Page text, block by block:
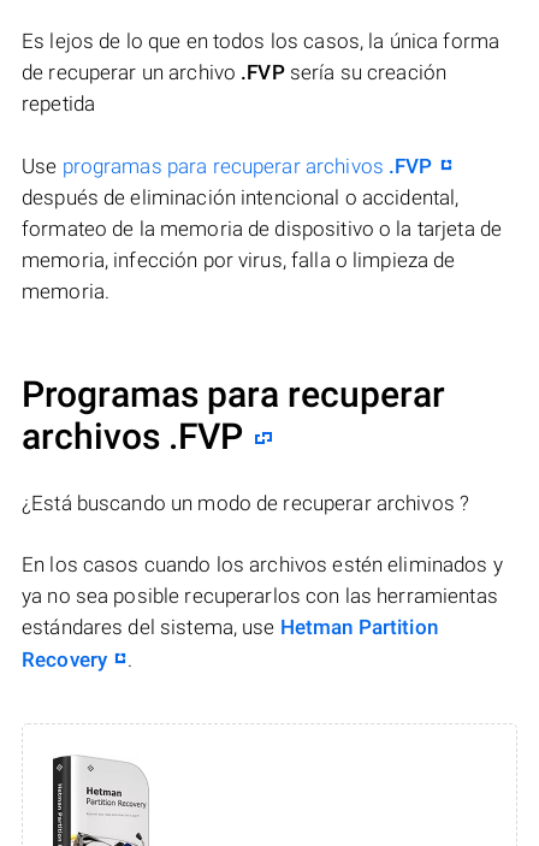
Es lejos de lo que en todos los casos, la única forma
de recuperar un archivo .FVPsería su creación
repetida
Use programas para recuperar archivos .FVP
después de eliminación intencional o accidental,
formateo de la memoria de dispositivo o la tarjeta de
memoria, infección por virus, falla o limpieza de
memoria.
Programas para recuperar
archivos .FVP
¿Está buscando un modo de recuperar archivos ?
En los casos cuando los archivos estén eliminados y
ya no sea posible recuperarlos con las herramientas
estándares del sistema, use Hetman Partition
Recovery
.